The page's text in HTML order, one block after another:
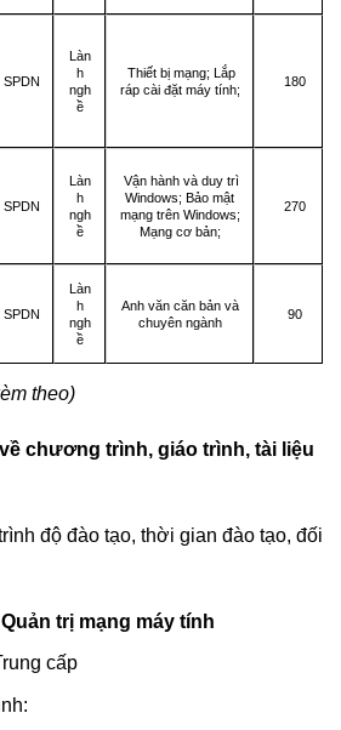
SPDN
Làn
h
ngh
ề
Thiết bị mạng; Lắp
ráp cài đặt máy tính;
180
SPDN
Làn
h
ngh
ề
Vận hành và duy trì
Windows; Bảo mật
mạng trên Windows;
Mạng cơ bản;
270
SPDN
Làn
h
ngh
ề
Anh văn căn bản và
chuyên ngành
90
theo)
chương trình, giáo trình, tài liệu
độ đào tạo, thời gian đào tạo, đối
Quản trị mạng máy tính
cấp